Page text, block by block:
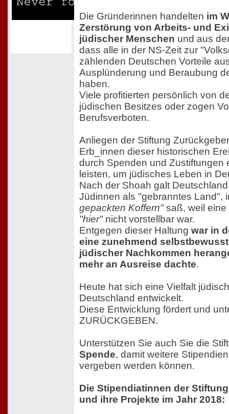
Die Gründerinnen handelten im
Zerstörung von Arbeits- und
jüdischer Menschen und aus
dass alle in der NS-Zeit zur
zählenden Deutschen Vorteile
Ausplünderung und Beraubung
haben.
Viele profitierten persönlich von
jüdischen Besitzes oder zogen
Berufsverboten.
Anliegen der Stiftung
Erb_innen dieser historischen
durch Spenden und Zustiftungen
leisten, um jüdisches Leben in
Nach der Shoah galt
Jüdinnen als "gebranntes Land",
gepackten Koffern"saß, weil eine
"hier"nicht vorstellbar war.
Entgegen dieser Haltung war in
eine zunehmend
jüdischer Nachkommen
mehr an Ausreise dachte.
Heute hat sich eine Vielfalt
Deutschland entwickelt.
Diese Entwicklung fördert und
ZURÜCKGEBEN.
Unterstützen Sie auch Sie die
Spende, damit weitere
vergeben werden können.
Die Stipendiatinnen der
und ihre Projekte im Jahr 2018: